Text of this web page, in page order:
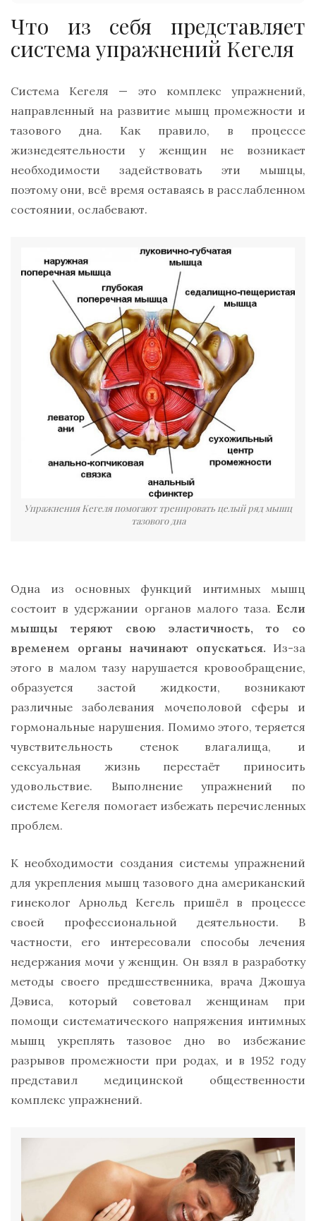
Что из себя представляет
система упражнений Кегеля
Система Кегеля — это комплекс упражнений,
направленный на развитие мышц промежности и
тазового дна. Как правило, в процессе
жизнедеятельности у женщин не возникает
необходимости задействовать эти мышцы,
поэтому они, всё время оставаясь в расслабленном
состоянии, ослабевают.
Упражнения Кегеля помогают тренировать целый ряд мышц
тазового дна
Одна из основных функций интимных мышц
состоит в удержании органов малого таза. Если
мышцы теряют свою эластичность, то со
временем органы начинают опускаться. Из-за
этого в малом тазу нарушается кровообращение,
образуется застой жидкости, возникают
различные заболевания мочеполовой сферы и
гормональные нарушения. Помимо этого, теряется
чувствительность стенок влагалища, и
сексуальная жизнь перестаёт приносить
удовольствие. Выполнение упражнений по
системе Кегеля помогает избежать перечисленных
проблем.
К необходимости создания системы упражнений
для укрепления мышц тазового дна американский
гинеколог Арнольд Кегель пришёл в процессе
своей профессиональной деятельности. В
частности, его интересовали способы лечения
недержания мочи у женщин. Он взял в разработку
методы своего предшественника, врача Джошуа
Дэвиса, который советовал женщинам при
помощи систематического напряжения интимных
мышц укреплять тазовое дно во избежание
разрывов промежности при родах, и в 1952 году
представил медицинской общественности
комплекс упражнений.